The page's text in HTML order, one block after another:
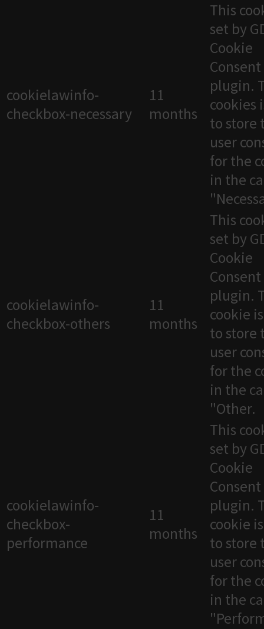
cookielawinfo-
checkbox-necessary
11
months
This
set by
Cookie
Consent
plugin.
cookies
to store
user
for the
in the
cookielawinfo-
checkbox-others
11
months
This
set by
Cookie
Consent
plugin.
cookie
to store
user
for the
in the
"Other.
cookielawinfo-
checkbox-
performance
11
months
This
set by
Cookie
Consent
plugin.
cookie
to store
user
for the
in the